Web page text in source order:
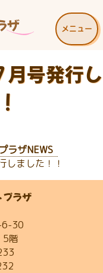
月号発行し
ラザNEWS
しました！！
メニュー
プラザ
6-30
5階